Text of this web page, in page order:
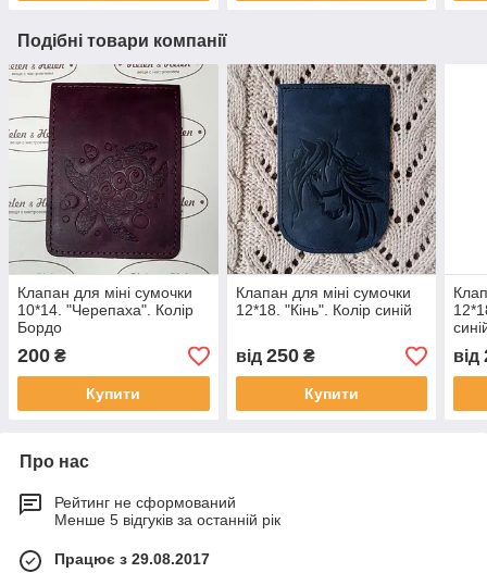
Подібні товари компанії
Клапан для міні сумочки
10*14. "Черепаха". Колір
Бордо
200 ₴
Купити
Клапан для міні сумочки
12*18. "Кiнь". Колір синій
від 250₴
Купити
від
Про нас
Рейтинг не сформований
Менше 5 відгуків за останній рік
Працює з 29.08.2017